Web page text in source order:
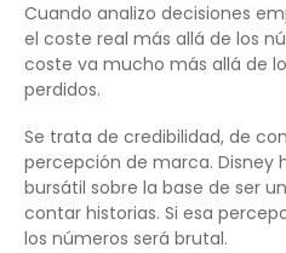
Cuando analizo decisiones
el coste real más allá de los
coste va mucho más allá de
perdidos.
Se trata de credibilidad, de
percepción de marca. Disney
bursátil sobre la base de ser
contar historias. Si esa
los números será brutal.